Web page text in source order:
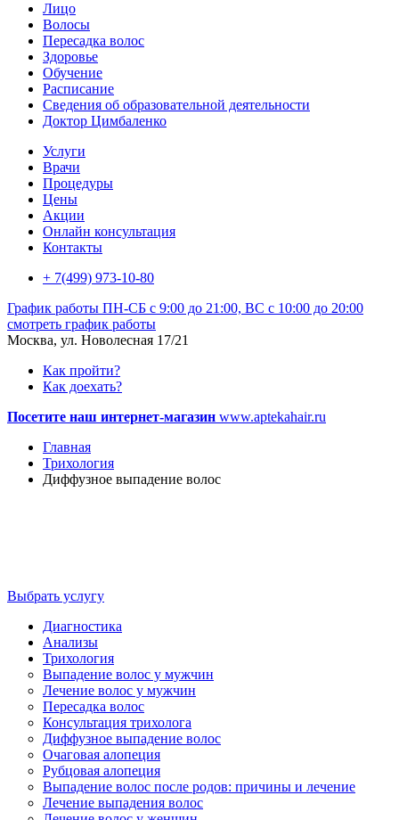
Лицо
Волосы
Пересадка волос
Здоровье
Обучение
Расписание
Сведения об образовательной деятельности
Доктор Цимбаленко
Услуги
Врачи
Процедуры
Цены
Акции
Онлайн консультация
Контакты
+ 7(499) 973-10-80
График работы ПН-СБ с 9:00 до 21:00, ВС с 10:00 до 20:00
смотреть график работы
Москва, ул. Новолесная 17/21
Как пройти?
Как доехать?
Посетите наш интернет-магазин www.aptekahair.ru
Главная
Трихология
Диффузное выпадение волос
Выбрать услугу
Диагностика
Анализы
Трихология
Выпадение волос у мужчин
Лечение волос у мужчин
Пересадка волос
Консультация трихолога
Диффузное выпадение волос
Очаговая алопеция
Рубцовая алопеция
Выпадение волос после родов: причины и лечение
Лечение выпадения волос